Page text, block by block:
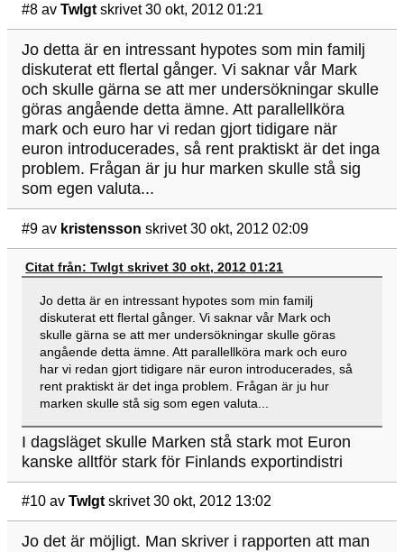
#8 av Twlgt skrivet 30 okt, 2012 01:21
Jo detta är en intressant hypotes som min familj
diskuterat ett flertal gånger. Vi saknar vår Mark
och skulle gärna se att mer undersökningar skulle
göras angående detta ämne. Att parallellköra
mark och euro har vi redan gjort tidigare när
euron introducerades, så rent praktiskt är det inga
problem. Frågan är ju hur marken skulle stå sig
som egen valuta...
#9 av kristensson skrivet 30 okt, 2012 02:09
Citat från: Twlgt skrivet 30 okt, 2012 01:21
Jo detta är en intressant hypotes som min familj
diskuterat ett flertal gånger. Vi saknar vår Mark och
skulle gärna se att mer undersökningar skulle göras
angående detta ämne. Att parallellköra mark och euro
har vi redan gjort tidigare när euron introducerades, så
rent praktiskt är det inga problem. Frågan är ju hur
marken skulle stå sig som egen valuta...
I dagsläget skulle Marken stå stark mot Euron
kanske alltför stark för Finlands exportindistri
#10 av Twlgt skrivet 30 okt, 2012 13:02
Jo det är möjligt. Man skriver i rapporten att man